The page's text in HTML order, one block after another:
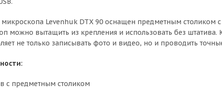
микроскопа Levenhuk DTX 90 оснащен предметным столиком
можно вытащить из крепления и использовать без
не только записывать фото и видео, но и проводить
с предметным столиком